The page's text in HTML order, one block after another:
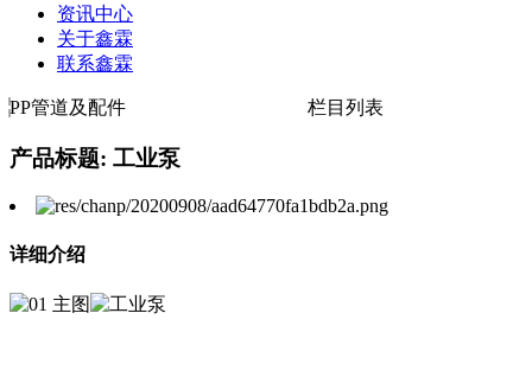
资讯中心
关于鑫霖
联系鑫霖
PP管道及配件 栏目列表
产品标题: 工业泵
详细介绍